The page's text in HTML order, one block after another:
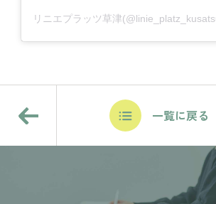
一覧に戻る